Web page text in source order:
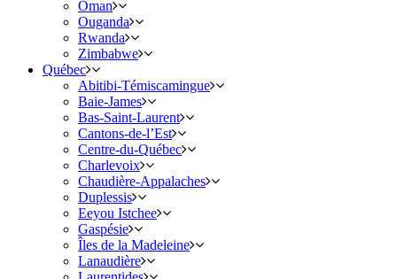
Oman
Ouganda
Rwanda
Zimbabwe
Québec
Abitibi-Témiscamingue
Baie-James
Bas-Saint-Laurent
Cantons-de-l’Est
Centre-du-Québec
Charlevoix
Chaudière-Appalaches
Duplessis
Eeyou Istchee
Gaspésie
Îles de la Madeleine
Lanaudière